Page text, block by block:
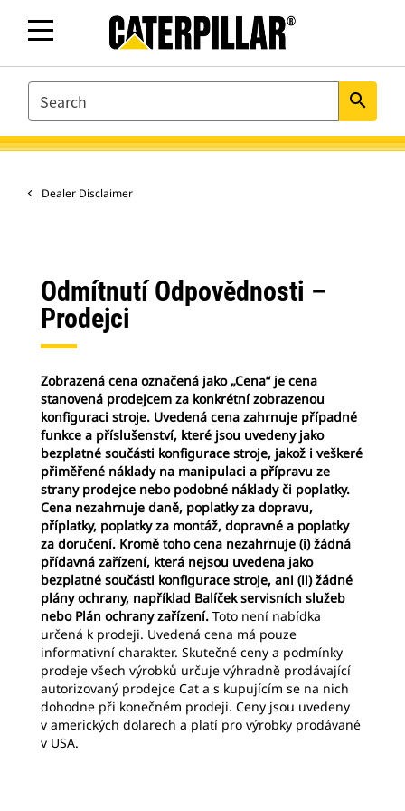
SEARCH search
Dealer Disclaimer
Odmítnutí Odpovědnosti –
Prodejci
Zobrazená cena označená jako „Cena“ je cena
stanovená prodejcem za konkrétní zobrazenou
konfiguraci stroje. Uvedená cena zahrnuje případné
funkce a příslušenství, které jsou uvedeny jako
bezplatné součásti konfigurace stroje, jakož i veškeré
přiměřené náklady na manipulaci a přípravu ze
strany prodejce nebo podobné náklady či poplatky.
Cena nezahrnuje daně, poplatky za dopravu,
příplatky, poplatky za montáž, dopravné a poplatky
za doručení. Kromě toho cena nezahrnuje (i) žádná
přídavná zařízení, která nejsou uvedena jako
bezplatné součásti konfigurace stroje, ani (ii) žádné
plány ochrany, například Balíček servisních služeb
nebo Plán ochrany zařízení. Toto není nabídka
určená k prodeji. Uvedená cena má pouze
informativní charakter. Skutečné ceny a podmínky
prodeje všech výrobků určuje výhradně prodávající
autorizovaný prodejce Cat a s kupujícím se na nich
dohodne při konečném prodeji. Ceny jsou uvedeny
v amerických dolarech a platí pro výrobky prodávané
v USA.